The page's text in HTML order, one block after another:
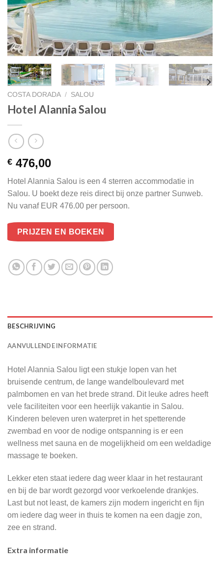
COSTA DORADA / SALOU
Hotel Alannia Salou
€ 476,00
Hotel Alannia Salou is een 4 sterren accommodatie in
Salou. U boekt deze reis direct bij onze partner Sunweb.
Nu vanaf EUR 476.00 per persoon.
PRIJZEN EN BOEKEN
BESCHRIJVING
AANVULLENDE INFORMATIE
Hotel Alannia Salou ligt een stukje lopen van het
bruisende centrum, de lange wandelboulevard met
palmbomen en van het brede strand. Dit leuke adres heeft
vele faciliteiten voor een heerlijk vakantie in Salou.
Kinderen beleven uren waterpret in het spetterende
zwembad en voor de nodige ontspanning is er een
wellness met sauna en de mogelijkheid om een weldadige
massage te boeken.
Lekker eten staat iedere dag weer klaar in het restaurant
en bij de bar wordt gezorgd voor verkoelende drankjes.
Last but not least, de kamers zijn modern ingericht en fijn
om iedere dag weer in thuis te komen na een dagje zon,
zee en strand.
Extra informatie